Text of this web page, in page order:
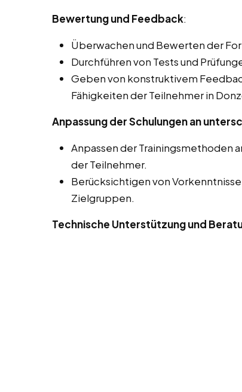
Bewertung und Feedback:
Überwachen und Bewerten der
Durchführen von Tests und
Geben von konstruktivem
Fähigkeiten der Teilnehmer in
Anpassung der Schulungen an
Anpassen der Trainingsmethoden
der Teilnehmer.
Berücksichtigen von
Zielgruppen.
Technische Unterstützung und